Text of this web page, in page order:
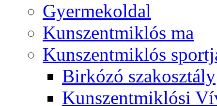
Gyermekoldal
Kunszentmiklós ma
Kunszentmiklós
Birkózó szakosztály
Kunszentmiklósi